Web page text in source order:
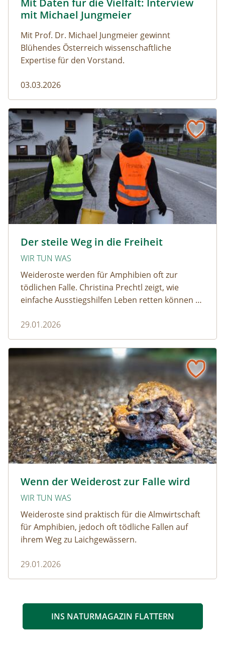
Naturmagazin: Mit Daten für die Vielfalt: Interview
Mit Daten für die Vielfalt: Interview
mit Michael Jungmeier
Mit Prof. Dr. Michael Jungmeier gewinnt
Blühendes Österreich wissenschaftliche
Expertise für den Vorstand.
03.03.2026
Der steile Weg in die Freiheit
WIR TUN WAS
Weideroste werden für Amphibien oft zur
tödlichen Falle. Christina Prechtl zeigt, wie
einfache Ausstiegshilfen Leben retten können –
Aufwand.
29.01.2026
Der steile Weg in die Freiheit
Wenn der Weiderost zur Falle wird
WIR TUN WAS
Weideroste sind praktisch für die Almwirtschaft
für Amphibien, jedoch oft tödliche Fallen auf
ihrem Weg zu Laichgewässern.
29.01.2026
Wenn der Weiderost zur Falle wird
INS NATURMAGAZIN FLATTERN